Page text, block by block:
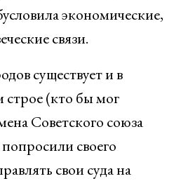
экономические,
связи.
существует и в
строе (кто бы мог
Советского союза
своего
свои суда на